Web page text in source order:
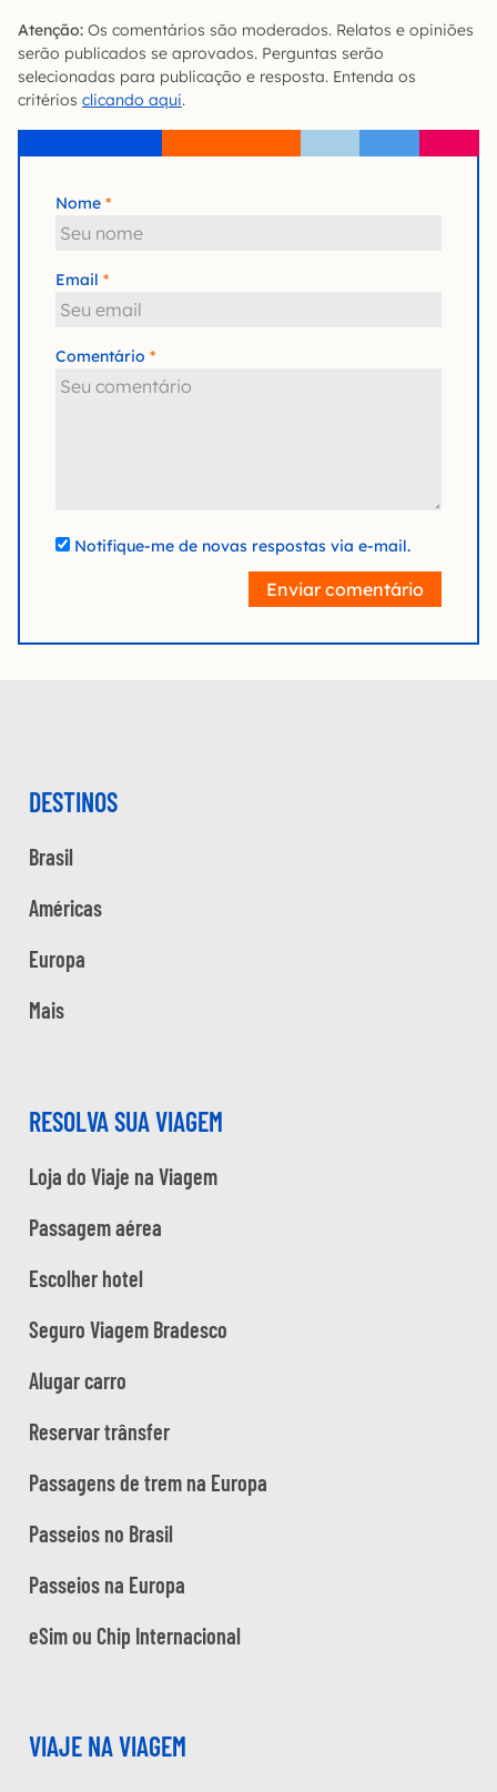
Atenção: Os comentários são moderados. Relatos e opiniões
serão publicados se aprovados. Perguntas serão
selecionadas para publicação e resposta. Entenda os
critérios clicando aqui.
Nome
Email
Comentário
Notifique-me de novas respostas via e-mail.
Enviar comentário
DESTINOS
Brasil
Américas
Europa
Mais
RESOLVA SUA VIAGEM
Loja do Viaje na Viagem
Passagem aérea
Escolher hotel
Seguro Viagem Bradesco
Alugar carro
Reservar trânsfer
Passagens de trem na Europa
Passeios no Brasil
Passeios na Europa
eSim ou Chip Internacional
VIAJE NA VIAGEM